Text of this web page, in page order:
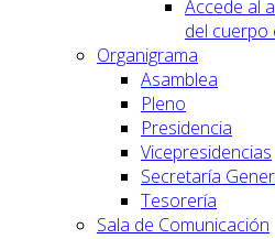
Accede al
del cuerpo
Organigrama
Asamblea
Pleno
Presidencia
Vicepresidencias
Secretaría
Tesorería
Sala de Comunicación